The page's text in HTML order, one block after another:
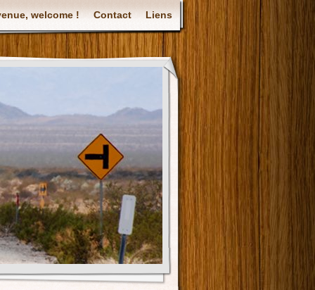
welcome ! Contact Liens